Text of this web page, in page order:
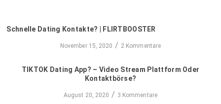
Schnelle Dating Kontakte? | FLIRTBOOSTER
November 15, 2020 / 2 Kommentare
TIKTOK Dating App? – Video Stream Plattform Oder
Kontaktbörse?
August 20, 2020 / 3 Kommentare